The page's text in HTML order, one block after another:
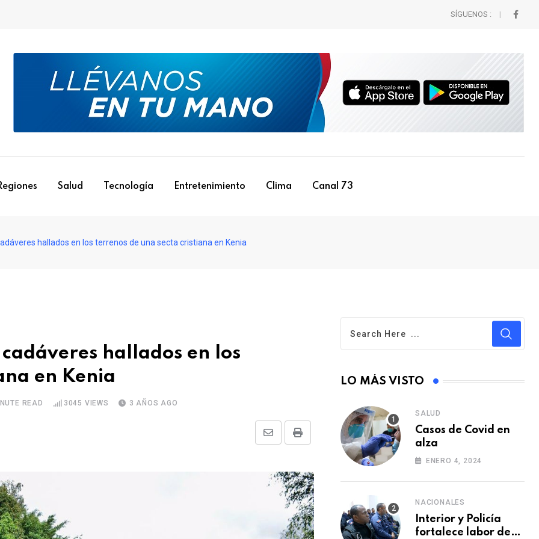
SÍGUENOS :
Salud Tecnología Entretenimiento Clima Canal 73
hallados en los terrenos de una secta cristiana en Kenia
hallados en los
en Kenia
READ 3045 VIEWS 3 AÑOS AGO
P
i
n
t
a
LO MÁS VISTO
SALUD
Casos de Covid en
alza
ENERO 4, 2024
NACIONALES
Interior y Policía
fortalece labor de